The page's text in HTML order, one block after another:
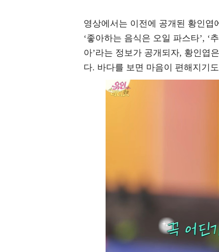
영상에서는 이전에 공개된 황인엽
‘좋아하는 음식은 오일 파스타’, ‘
아’라는 정보가 공개되자, 황인엽
다. 바다를 보면 마음이 편해지기